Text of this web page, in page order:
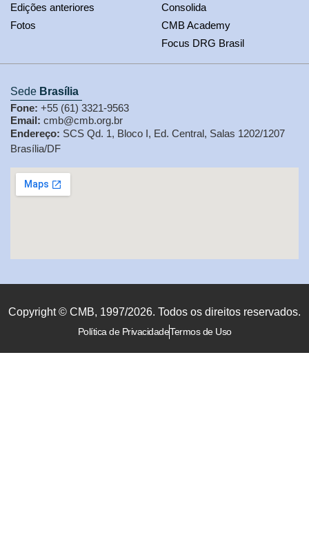
Edições anteriores
Fotos
Consolida
CMB Academy
Focus DRG Brasil
Sede Brasília
Fone: +55 (61) 3321-9563
Email: cmb@cmb.org.br
Endereço: SCS Qd. 1, Bloco I, Ed. Central, Salas 1202/1207
Brasília/DF
Copyright © CMB, 1997/2026. Todos os direitos reservados.
Política de PrivacidadeTermos de Uso